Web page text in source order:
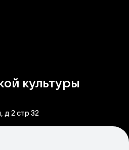
культуры
д 2 стр 32